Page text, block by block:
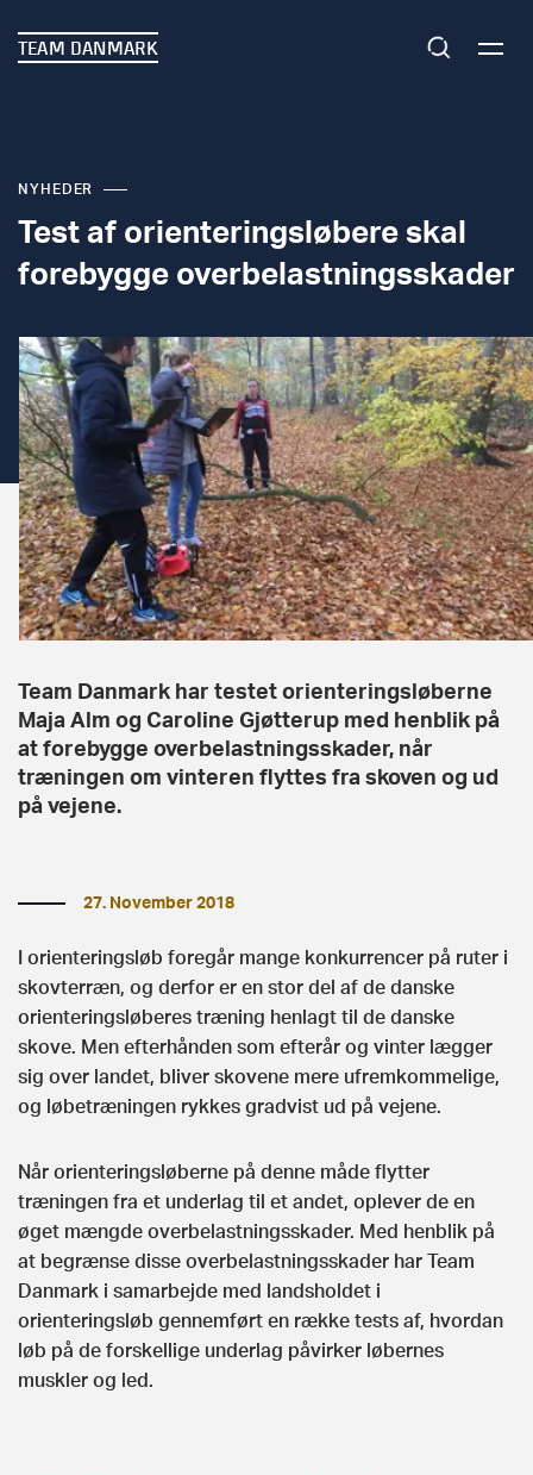
TEAM DANMARK
NYHEDER
Test af orienteringsløbere skal
forebygge overbelastningsskader
Team Danmark har testet orienteringsløberne
Maja Alm og Caroline Gjøtterup med henblik på
at forebygge overbelastningsskader, når
træningen om vinteren flyttes fra skoven og ud
på vejene.
27. November 2018
I orienteringsløb foregår mange konkurrencer på ruter i
skovterræn, og derfor er en stor del af de danske
orienteringsløberes træning henlagt til de danske
skove. Men efterhånden som efterår og vinter lægger
sig over landet, bliver skovene mere ufremkommelige,
og løbetræningen rykkes gradvist ud på vejene.
Når orienteringsløberne på denne måde flytter
træningen fra et underlag til et andet, oplever de en
øget mængde overbelastningsskader. Med henblik på
at begrænse disse overbelastningsskader har Team
Danmark i samarbejde med landsholdet i
orienteringsløb gennemført en række tests af, hvordan
løb på de forskellige underlag påvirker løbernes
muskler og led.